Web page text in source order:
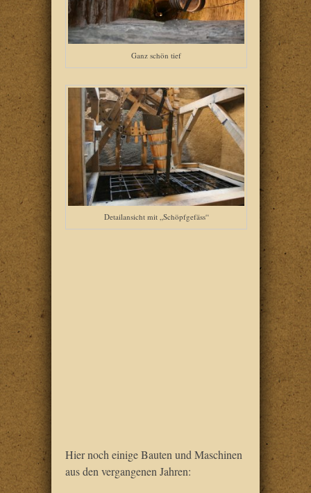
Ganz schön tief
Detailansicht mit „Schöpfgefäss“
Hier noch einige Bauten und Maschinen
aus den vergangenen Jahren: